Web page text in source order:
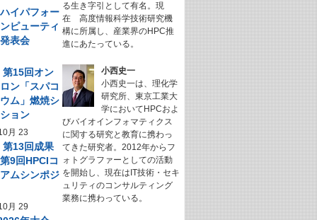
イパフォー
ピューティ
表会
第15回オン
ン「スパコ
ム」燃焼シ
ョン
月 23
第13回成果
9回HPCIコ
ムシンポジ
月 29
る生き字引として有名。現
在 高度情報科学技術研究機
構に所属し、産業界のHPC推
進にあたっている。
小西史一
小西史一は、理化学
研究所、東京工業大
学においてHPCおよ
びバイオインフォマティクス
に関する研究と教育に携わっ
てきた研究者。2012年からフ
ォトグラファーとしての活動
を開始し、現在はIT技術・セキ
ュリティのコンサルティング
業務に携わっている。